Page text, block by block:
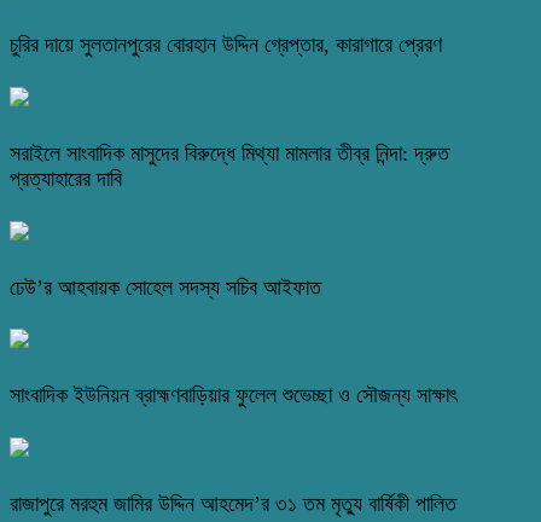
চুরির দায়ে সুলতানপুরের বোরহান উদ্দিন গ্রেপ্তার, কারাগারে প্রেরণ
সরাইলে সাংবাদিক মাসুদের বিরুদ্ধে মিথ্যা মামলার তীব্র নিন্দা: দ্রুত
প্রত্যাহারের দাবি
ঢেউ’র আহবায়ক সোহেল সদস্য সচিব আইফাত
সাংবাদিক ইউনিয়ন ব্রাহ্মণবাড়িয়ার ফুলেল শুভেচ্ছা ও সৌজন্য সাক্ষাৎ
রাজাপুরে মরহুম জামির উদ্দিন আহমেদ’র ৩১ তম মৃত্যু বার্ষিকী পালিত